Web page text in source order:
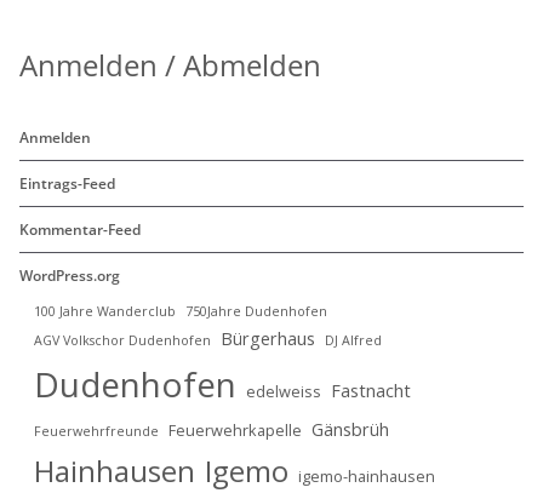
Anmelden / Abmelden
Anmelden
Eintrags-Feed
Kommentar-Feed
WordPress.org
100 Jahre Wanderclub
750Jahre Dudenhofen
AGV Volkschor Dudenhofen
Bürgerhaus DJ Alfred
Dudenhofen edelweiss Fastnacht
Feuerwehrfreunde Feuerwehrkapelle Gänsbrüh
Hainhausen Igemo igemo-hainhausen